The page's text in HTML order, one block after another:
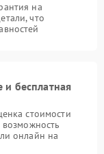
на
что
и бесплатная
стоимости
возможность
онлайн на